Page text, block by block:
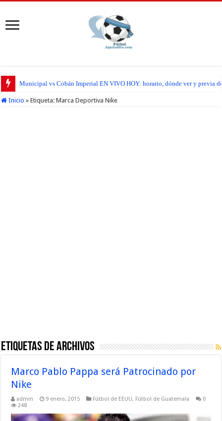
Municipal vs Cobán Imperial EN VIVO HOY: horario, dónde ver y previa
Inicio » Etiqueta:Marca Deportiva Nike
Etiquetas de Archivos
Marco Pablo Pappa será Patrocinado por
Nike
admin 9 enero, 2015 Fútbol de EEUU, Fútbol de Guatemala
0
248